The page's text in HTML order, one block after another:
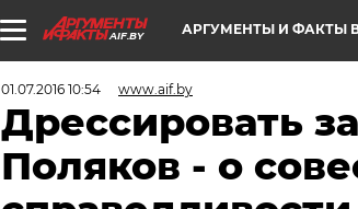
AIF.BY АРГУМЕНТЫ И ФАКТЫ
01.07.2016 10:54 www.aif.by
Дрессировать
Поляков - о